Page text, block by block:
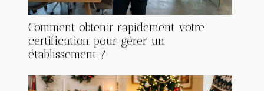
Comment obtenir rapidement votre
certification pour gérer un
établissement ?